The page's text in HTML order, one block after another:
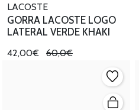
LACOSTE
GORRA LACOSTE LOGO
LATERAL VERDE KHAKI
42,00€ 60,0€